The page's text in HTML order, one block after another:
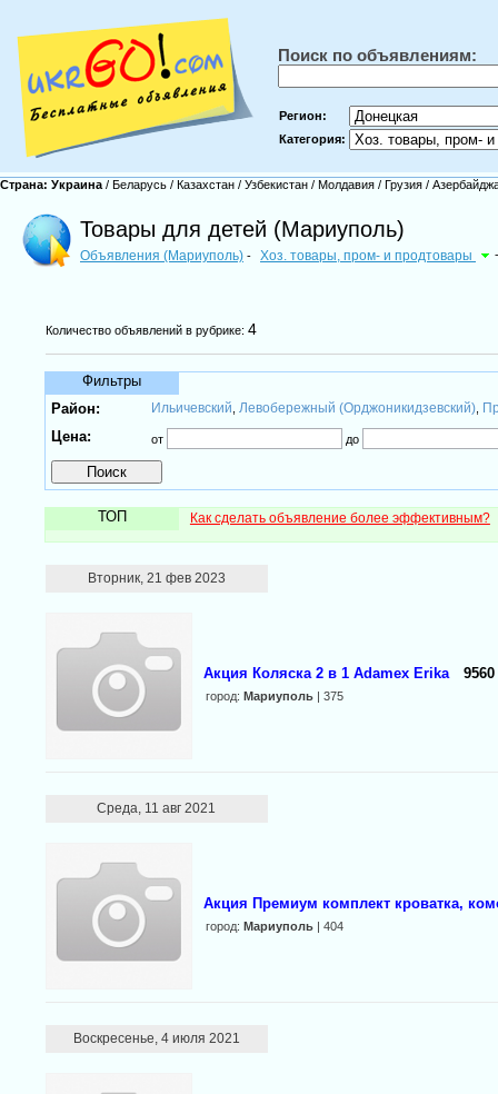
Поиск по объявлениям:
Регион:
Категория:
Страна: Украина / Беларусь / Казахстан / Узбекистан / Молдавия / Грузия /
Товары для детей (Мариуполь)
Объявления (Мариуполь) - Хоз. товары, пром- и продтовары -
Количество объявлений в рубрике: 4
Фильтры
Район:
Ильичевский Левобережный (Орджоникидзевский),
Цена: от до
ТОП Как сделать объявление более эффективным?
Вторник, 21 фев 2023
Акция Коляска 2 в 1 Adamex Erika
город: Мариуполь| 375
Среда, 11 авг 2021
Акция Премиум комплект кроватка,
город: Мариуполь| 404
Воскресенье, 4 июля 2021